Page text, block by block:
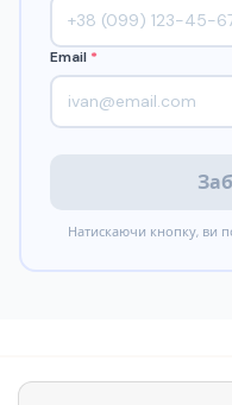
Email *
Натискаючи кнопку, ви